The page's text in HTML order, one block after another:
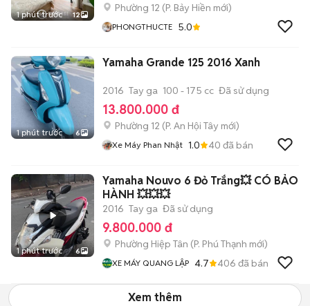
1 phút trước 12
Phường 12 (P. Bảy Hiền mới)
PHONGTHUCTE 5.0
1 phút trước 6
Yamaha Grande 125 2016 Xanh
2016 Tay ga 100 - 175 cc Đã sử dụng
13.800.000 đ
Phường 12 (P. An Hội Tây mới)
Xe Máy Phan Nhật 1.0 40 đã bán
1 phút trước 6
Yamaha Nouvo 6 Đỏ Trắng💥 CÓ BẢO
HÀNH 💥💥💥
2016 Tay ga Đã sử dụng
9.800.000 đ
Phường Hiệp Tân (P. Phú Thạnh mới)
XE MÁY QUANG LẬP 4.7 406 đã bán
Xem thêm